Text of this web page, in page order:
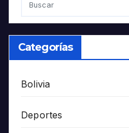
Categorías
Bolivia
Deportes